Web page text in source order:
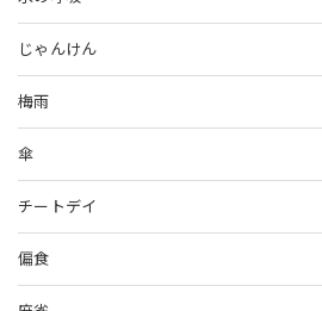
じゃんけん
梅雨
傘
チートデイ
偏食